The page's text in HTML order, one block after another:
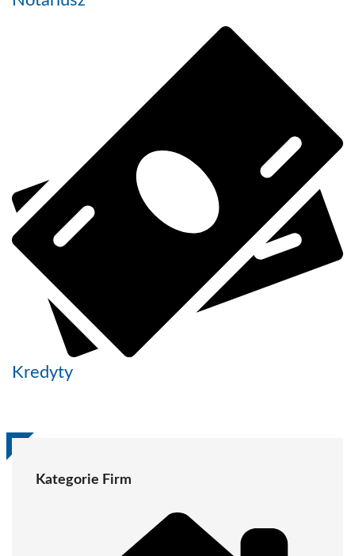
Kredyty
Kategorie Firm